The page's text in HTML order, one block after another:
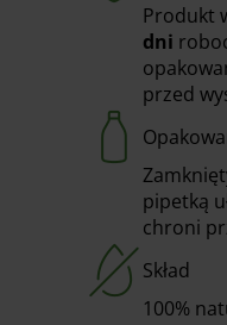
Produkt
dni
przed
pipetką
chroni
Skład
100%